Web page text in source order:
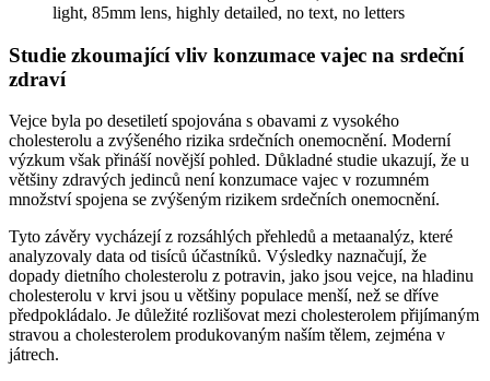
Studie zkoumající vliv konzumace vajec na srdeční
zdraví
Vejce byla po desetiletí spojována s obavami z vysokého
cholesterolu a zvýšeného rizika srdečních onemocnění. Moderní
výzkum však přináší novější pohled. Důkladné studie ukazují, že u
většiny zdravých jedinců není konzumace vajec v rozumném
množství spojena se zvýšeným rizikem srdečních onemocnění.
Tyto závěry vycházejí z rozsáhlých přehledů a metaanalýz, které
analyzovaly data od tisíců účastníků. Výsledky naznačují, že
dopady dietního cholesterolu z potravin, jako jsou vejce, na hladinu
cholesterolu v krvi jsou u většiny populace menší, než se dříve
předpokládalo. Je důležité rozlišovat mezi cholesterolem přijímaným
stravou a cholesterolem produkovaným naším tělem, zejména v
játrech.